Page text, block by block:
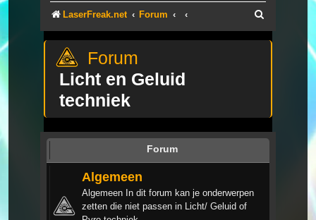
LaserFreak.net Forum
Licht en Geluid
techniek
Forum
Algemeen
Algemeen In dit forum kan je onderwerpen
zetten die niet passen in Licht/ Geluid of